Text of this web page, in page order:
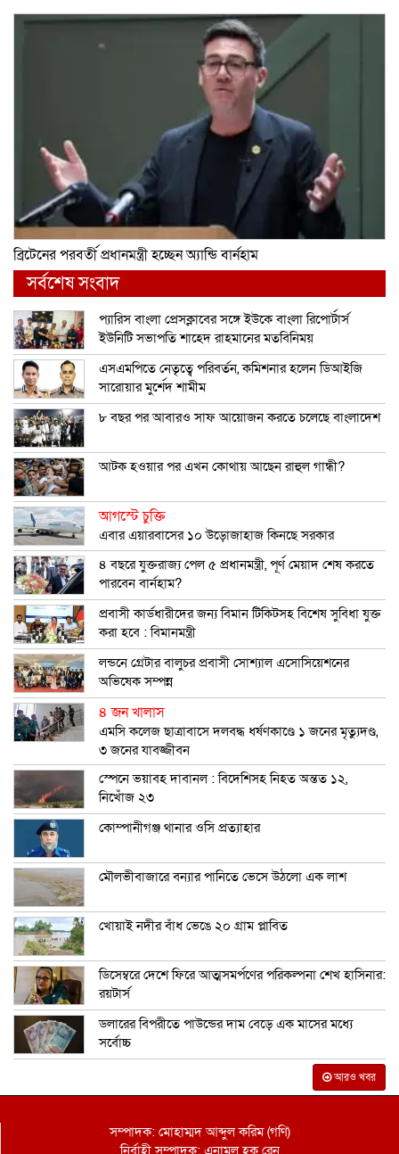
ব্রিটেনের পরবর্তী প্রধানমন্ত্রী হচ্ছেন অ্যান্ডি বার্নহাম
সর্বশেষ সংবাদ
প্যারিস বাংলা প্রেসক্লাবের সঙ্গে ইউকে বাংলা রিপোর্টার্স
ইউনিটি সভাপতি শাহেদ রাহমানের মতবিনিময়
এসএমপিতে নেতৃত্বে পরিবর্তন, কমিশনার হলেন ডিআইজি
সারোয়ার মুর্শেদ শামীম
৮ বছর পর আবারও সাফ আয়োজন করতে চলেছে বাংলাদেশ
আটক হওয়ার পর এখন কোথায় আছেন রাহুল গান্ধী?
আগস্টে চুক্তি
এবার এয়ারবাসের ১০ উড়োজাহাজ কিনছে সরকার
৪ বছরে যুক্তরাজ্য পেল ৫ প্রধানমন্ত্রী, পূর্ণ মেয়াদ শেষ করতে
পারবেন বার্নহাম?
প্রবাসী কার্ডধারীদের জন্য বিমান টিকিটসহ বিশেষ সুবিধা যুক্ত
করা হবে : বিমানমন্ত্রী
লন্ডনে গ্রেটার বালুচর প্রবাসী সোশ্যাল এসোসিয়েশনের
অভিষেক সম্পন্ন
৪ জন খালাস
এমসি কলেজ ছাত্রাবাসে দলবদ্ধ ধর্ষণকাণ্ডে ১ জনের মৃত্যুদণ্ড,
৩ জনের যাবজ্জীবন
স্পেনে ভয়াবহ দাবানল : বিদেশিসহ নিহত অন্তত ১২,
নিখোঁজ ২৩
কোম্পানীগঞ্জ থানার ওসি প্রত্যাহার
মৌলভীবাজারে বন্যার পানিতে ভেসে উঠলো এক লাশ
খোয়াই নদীর বাঁধ ভেঙে ২০ গ্রাম প্লাবিত
ডিসেম্বরে দেশে ফিরে আত্মসমর্পণের পরিকল্পনা শেখ হাসিনার:
রয়টার্স
ডলারের বিপরীতে পাউন্ডের দাম বেড়ে এক মাসের মধ্যে
সর্বোচ্চ
আরও খবর
সম্পাদক: মোহাম্মদ আব্দুল করিম (গণি)